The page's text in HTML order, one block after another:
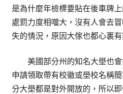
是為什麼年檢標要貼在後車牌
處罰力度相噹大，沒有人會去
失的情況，原因大傢也都心裏有
美國部分州的知名大壆也會
申請領取帶有校徽或壆校名稱
分大壆都是對外開放的，所以